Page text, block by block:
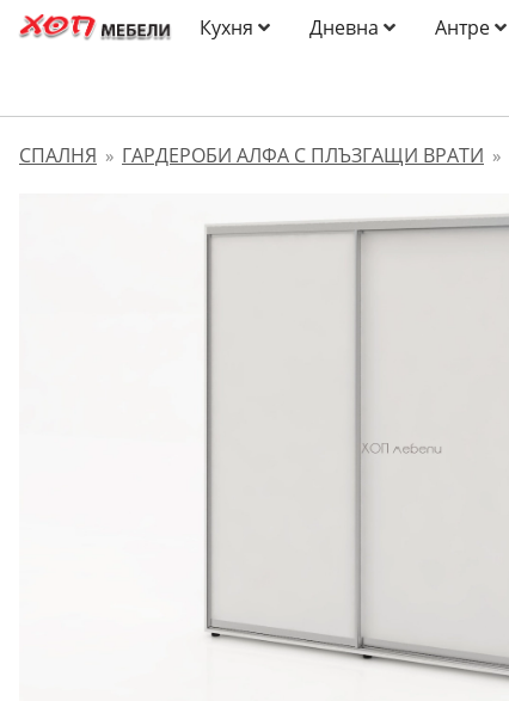
Кухня Дневна Антре
СПАЛНЯ » ГАРДЕРОБИ АЛФА С ПЛЪЗГАЩИ ВРАТИ »